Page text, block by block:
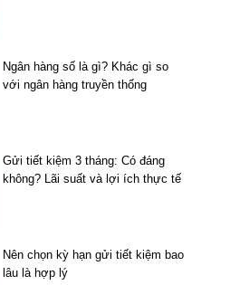
Ngân hàng số là gì? Khác gì so
với ngân hàng truyền thống
Gửi tiết kiệm 3 tháng: Có đáng
không? Lãi suất và lợi ích thực tế
Nên chọn kỳ hạn gửi tiết kiệm bao
lâu là hợp lý